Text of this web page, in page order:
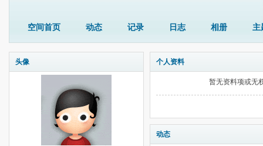
空间首页 动态 记录 日志 相册 主
头像 个人资料
暂无资料项或无
动态